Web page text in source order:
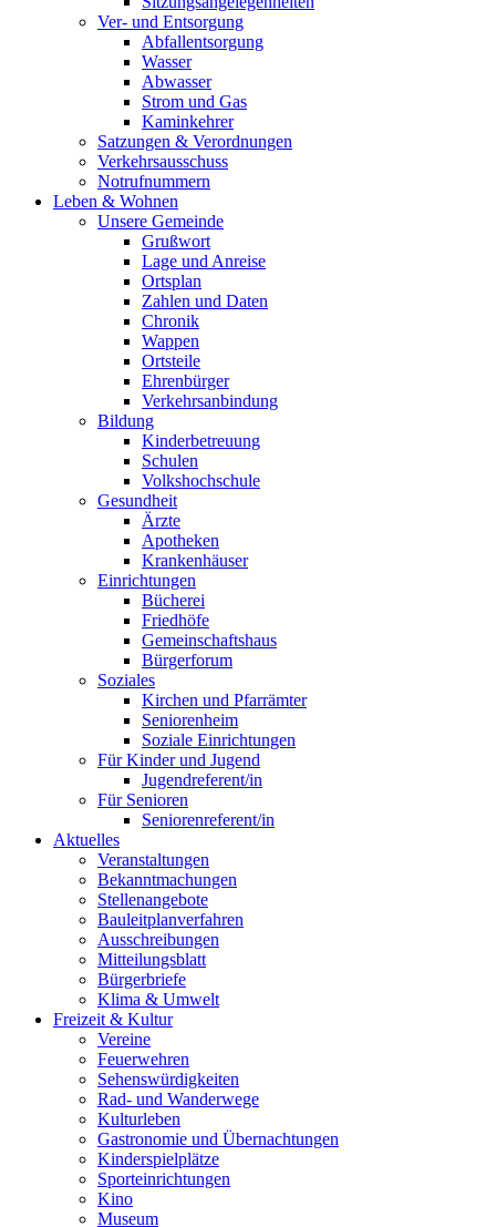
Ver- und Entsorgung
Abfallentsorgung
Wasser
Abwasser
Strom und Gas
Kaminkehrer
Satzungen & Verordnungen
Verkehrsausschuss
Notrufnummern
Leben & Wohnen
Unsere Gemeinde
Grußwort
Lage und Anreise
Ortsplan
Zahlen und Daten
Chronik
Wappen
Ortsteile
Ehrenbürger
Verkehrsanbindung
Bildung
Kinderbetreuung
Schulen
Volkshochschule
Gesundheit
Ärzte
Apotheken
Krankenhäuser
Einrichtungen
Bücherei
Friedhöfe
Gemeinschaftshaus
Bürgerforum
Soziales
Kirchen und Pfarrämter
Seniorenheim
Soziale Einrichtungen
Für Kinder und Jugend
Jugendreferent/in
Für Senioren
Seniorenreferent/in
Aktuelles
Veranstaltungen
Bekanntmachungen
Stellenangebote
Bauleitplanverfahren
Ausschreibungen
Mitteilungsblatt
Bürgerbriefe
Klima & Umwelt
Freizeit & Kultur
Vereine
Feuerwehren
Sehenswürdigkeiten
Rad- und Wanderwege
Kulturleben
Gastronomie und Übernachtungen
Kinderspielplätze
Sporteinrichtungen
Kino
Museum